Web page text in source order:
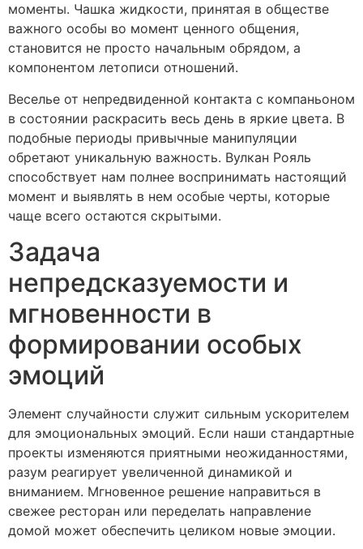
моменты. Чашка жидкости, принятая в обществе
важного особы во момент ценного общения,
становится не просто начальным обрядом, а
компонентом летописи отношений.
Веселье от непредвиденной контакта с компаньоном
в состоянии раскрасить весь день в яркие цвета. В
подобные периоды привычные манипуляции
обретают уникальную важность. Вулкан Рояль
способствует нам полнее воспринимать настоящий
момент и выявлять в нем особые черты, которые
чаще всего остаются скрытыми.
Задача
непредсказуемости и
мгновенности в
формировании особых
эмоций
Элемент случайности служит сильным ускорителем
для эмоциональных эмоций. Если наши стандартные
проекты изменяются приятными неожиданностями,
разум реагирует увеличенной динамикой и
вниманием. Мгновенное решение направиться в
свежее ресторан или переделать направление
домой может обеспечить целиком новые эмоции.